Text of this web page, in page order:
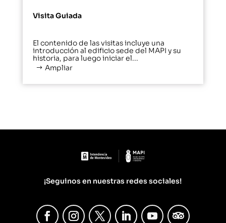
Visita Guiada
El contenido de las visitas incluye una
introducción al edificio sede del MAPI y su
historia, para luego iniciar el...
Ampliar
¡Seguinos en nuestras redes sociales!